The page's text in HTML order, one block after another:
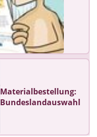
Materialbestellung:
Bundeslandauswahl